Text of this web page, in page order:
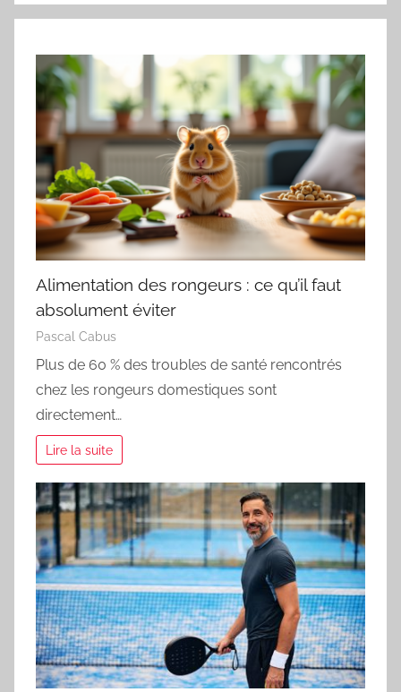
Alimentation des rongeurs : ce qu’il faut
absolument éviter
Pascal Cabus
Plus de 60 % des troubles de santé rencontrés
chez les rongeurs domestiques sont
directement…
Lire la suite